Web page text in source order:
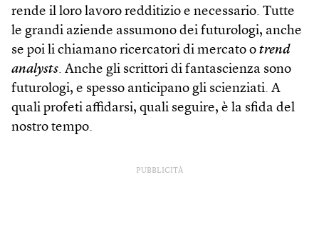
rende il loro lavoro redditizio e necessario. Tutte
le grandi aziende assumono dei futurologi, anche
se poi li chiamano ricercatori di mercato o trend
analysts. Anche gli scrittori di fantascienza sono
futurologi, e spesso anticipano gli scienziati. A
quali profeti affidarsi, quali seguire, è la sfida del
nostro tempo.
PUBBLICITÀ